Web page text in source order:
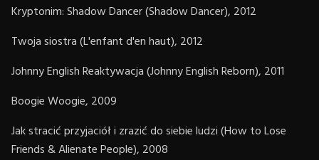
Kryptonim: Shadow Dancer (Shadow Dancer), 2012
Twoja siostra (L'enfant d'en haut), 2012
Johnny English Reaktywacja (Johnny English Reborn), 2011
Boogie Woogie, 2009
Jak stracić przyjaciół i zrazić do siebie ludzi (How to Lose
Friends & Alienate People), 2008